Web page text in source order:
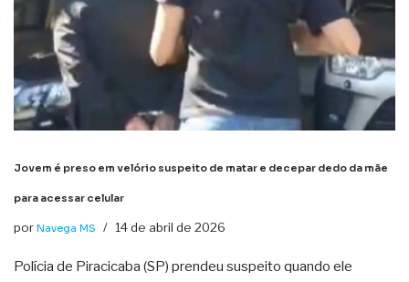
Jovem é preso em velório suspeito de matar e decepar dedo da mãe
para acessar celular
por Navega MS 14 de abril de 2026
Polícia de Piracicaba (SP) prendeu suspeito quando ele